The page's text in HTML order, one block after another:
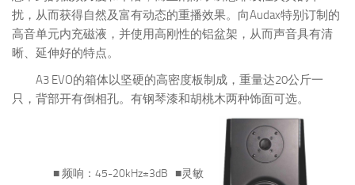
扰，从而获得自然及富有动态的重播效果。向Audax特别订制的
高音单元内充磁液，并使用高刚性的铝盆架，从而声音具有清
晰、延伸好的特点。
A3 EVO的箱体以坚硬的高密度板制成，重量达20公斤一
只，背部开有倒相孔。有钢琴漆和胡桃木两种饰面可选。
■ 频响：45-20kHz±3dB ■灵敏